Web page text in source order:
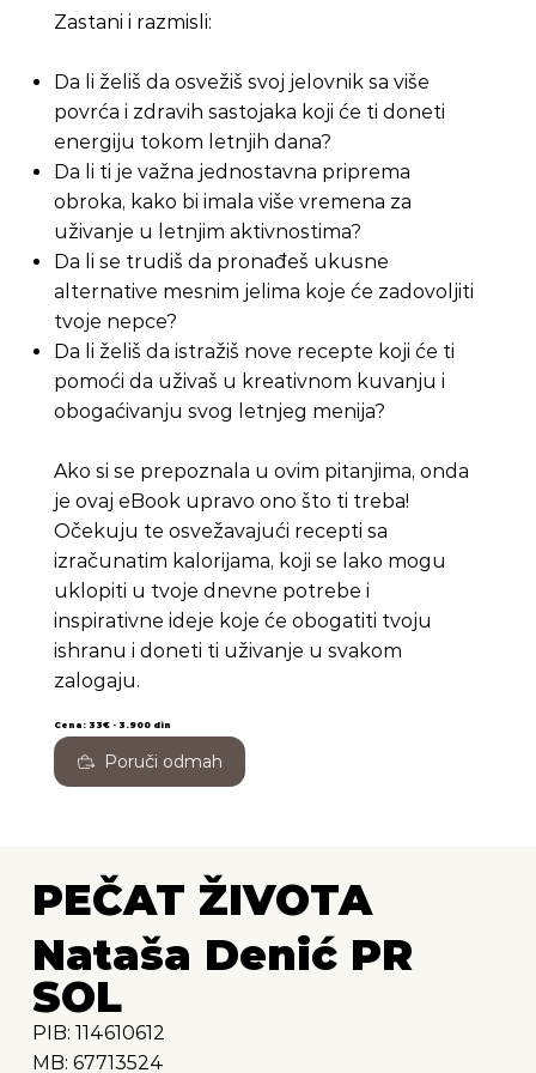
Zastani i razmisli:
Da li želiš da osvežiš svoj jelovnik sa više
povrća i zdravih sastojaka koji će ti doneti
energiju tokom letnjih dana?
Da li ti je važna jednostavna priprema
obroka, kako bi imala više vremena za
uživanje u letnjim aktivnostima?
Da li se trudiš da pronađeš ukusne
alternative mesnim jelima koje će zadovoljiti
tvoje nepce?
Da li želiš da istražiš nove recepte koji će ti
pomoći da uživaš u kreativnom kuvanju i
obogaćivanju svog letnjeg menija?
Ako si se prepoznala u ovim pitanjima, onda
je ovaj eBook upravo ono što ti treba!
Očekuju te osvežavajući recepti sa
izračunatim kalorijama, koji se lako mogu
uklopiti u tvoje dnevne potrebe i
inspirativne ideje koje će obogatiti tvoju
ishranu i doneti ti uživanje u svakom
zalogaju.
Cena: 33€ - 3.900 din
Poruči odmah
PEČAT ŽIVOTA
Nataša Denić PR
SOL
PIB: 114610612
MB: 67713524